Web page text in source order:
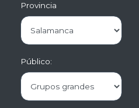
Provincia
Público: